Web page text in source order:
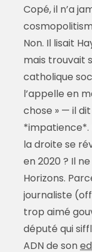
Copé, il n’a
Non. Il lisait
mais trouvait
catholique
l’appelle en
chose » — il
*impatience*.
la droite se
en 2020 ? Il
Horizons.
journaliste
trop aimé
député qui
ADN de son